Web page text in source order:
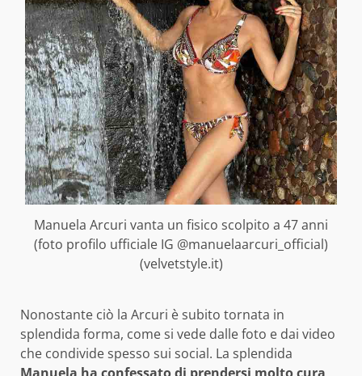
Manuela Arcuri vanta un fisico scolpito a 47 anni
(foto profilo ufficiale IG @manuelaarcuri_official)
(velvetstyle.it)
Nonostante ciò la Arcuri è subito tornata in
splendida forma, come si vede dalle foto e dai video
che condivide spesso sui social. La splendida